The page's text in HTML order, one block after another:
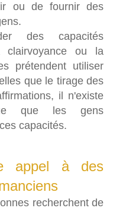
ou de fournir des
des capacités
clairvoyance ou la
prétendent utiliser
que le tirage des
il n'existe
que les gens
capacités.
appel à des
recherchent de